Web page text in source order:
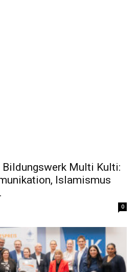
Bildungswerk Multi Kulti:
Islamismus
0